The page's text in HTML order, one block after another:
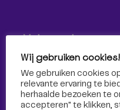
Volg ons!
Volg Omroep Tilburg
media!
Wij gebruiken
We gebruiken cookies
relevante ervaring te
herhaalde bezoeken te
accepteren" te klikken,